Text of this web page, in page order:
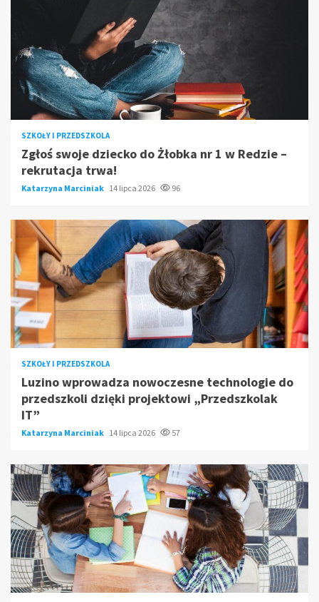
SZKOŁY I PRZEDSZKOLA
Zgłoś swoje dziecko do Żłobka nr 1 w Redzie –
rekrutacja trwa!
Katarzyna Marciniak 14 lipca 2026 96
SZKOŁY I PRZEDSZKOLA
Luzino wprowadza nowoczesne technologie do
przedszkoli dzięki projektowi „Przedszkolak
IT”
Katarzyna Marciniak 14 lipca 2026 57